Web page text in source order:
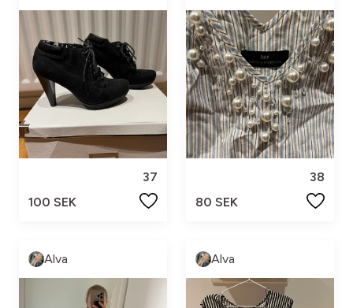
37
100 SEK
38
80 SEK
Alva Alva